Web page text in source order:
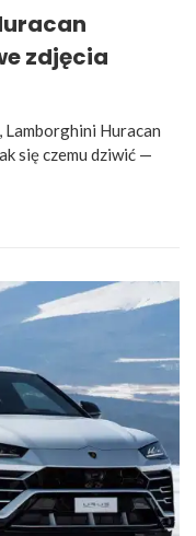
zdjęcia
Lamborghini Huracan
się czemu dziwić —